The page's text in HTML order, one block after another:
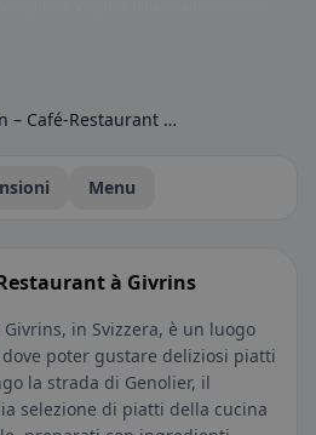
Au Sapin – Café-Restaurant à Givrins
Menu
à Givrins
in Svizzera, è un luogo
poter gustare deliziosi piatti
la strada di Genolier, il
selezione di piatti della cucina